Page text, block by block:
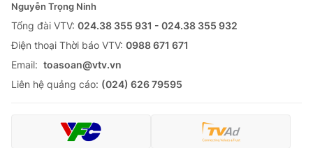
Nguyễn Trọng Ninh
Tổng đài VTV: 024.38 355 931 - 024.38 355 932
Ðiện thoại Thời báo VTV: 0988 671 671
Email: toasoan@vtv.vn
Liên hệ quảng cáo: (024) 626 79595